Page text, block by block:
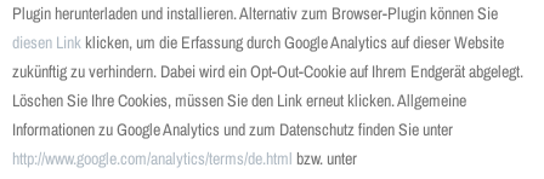
Plugin herunterladen und installieren. Alternativ zum Browser-Plugin können Sie
diesen Link klicken, um die Erfassung durch Google Analytics auf dieser Website
zukünftig zu verhindern. Dabei wird ein Opt-Out-Cookie auf Ihrem Endgerät abgelegt.
Löschen Sie Ihre Cookies, müssen Sie den Link erneut klicken. Allgemeine
Informationen zu Google Analytics und zum Datenschutz finden Sie unter
http://www.google.com/analytics/terms/de.html bzw. unter